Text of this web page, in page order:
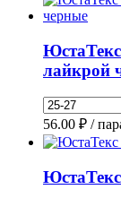
лайкрой
56.00 ₽ /